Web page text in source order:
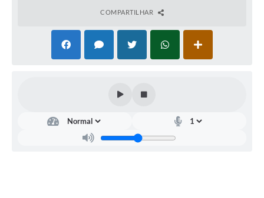
COMPARTILHAR